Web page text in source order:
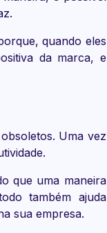
quando eles
da marca, e
Uma vez
que uma maneira
também ajuda
sua empresa.